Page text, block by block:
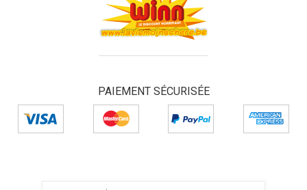
PAIEMENT SÉCURISÉE